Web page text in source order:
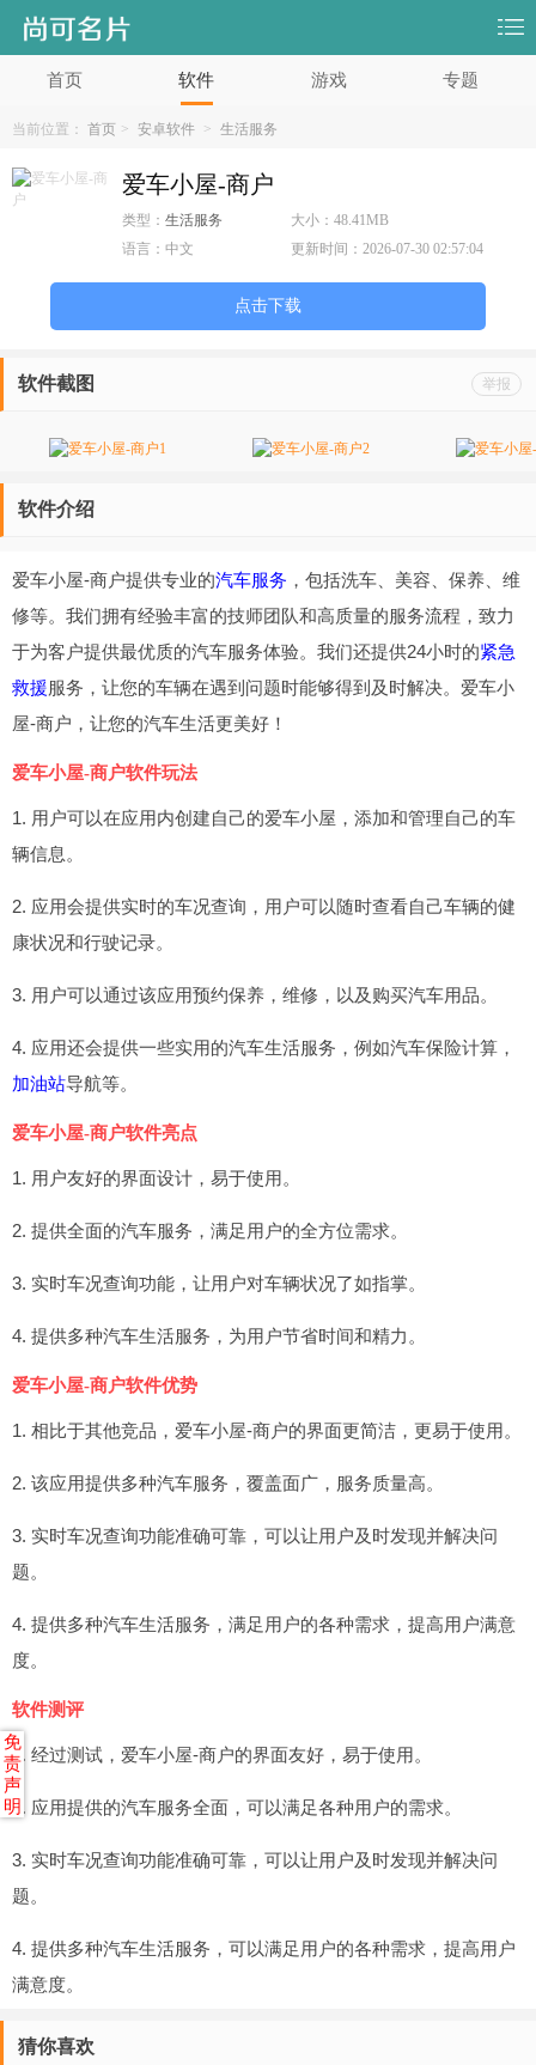
首页 软件 游戏 专题
当前位置： 首页 > 安卓软件 > 生活服务
爱车小屋-商户
类型： 生活服务 大小：48.41MB
语言： 中文 更新时间：2026-07-30 02:57:04
点击下载
举报
软件截图
软件介绍
爱车小屋-商户提供专业的汽车服务 ，包括洗车、美容、保养、维
修等。我们拥有经验丰富的技师团队和高质量的服务流程，致力
于为客户提供最优质的汽车服务体验。我们还提供24小时的紧急
救援服务，让您的车辆在遇到问题时能够得到及时解决。爱车小
屋-商户，让您的汽车生活更美好！
爱车小屋-商户软件玩法
1. 用户可以在应用内创建自己的爱车小屋，添加和管理自己的车
辆信息。
2. 应用会提供实时的车况查询，用户可以随时查看自己车辆的健
康状况和行驶记录。
3. 用户可以通过该应用预约保养，维修，以及购买汽车用品。
4. 应用还会提供一些实用的汽车生活服务，例如汽车保险计算，
加油站导航等。
爱车小屋-商户软件亮点
1. 用户友好的界面设计，易于使用。
2. 提供全面的汽车服务，满足用户的全方位需求。
3. 实时车况查询功能，让用户对车辆状况了如指掌。
4. 提供多种汽车生活服务，为用户节省时间和精力。
爱车小屋-商户软件优势
1. 相比于其他竞品，爱车小屋-商户的界面更简洁，更易于使用。
2. 该应用提供多种汽车服务，覆盖面广，服务质量高。
3. 实时车况查询功能准确可靠，可以让用户及时发现并解决问
题。
4. 提供多种汽车生活服务，满足用户的各种需求，提高用户满意
度。
软件测评
1. 经过测试，爱车小屋-商户的界面友好，易于使用。
2. 应用提供的汽车服务全面，可以满足各种用户的需求。
3. 实时车况查询功能准确可靠，可以让用户及时发现并解决问
题。
4. 提供多种汽车生活服务，可以满足用户的各种需求，提高用户
满意度。
猜你喜欢
免
责
声
明